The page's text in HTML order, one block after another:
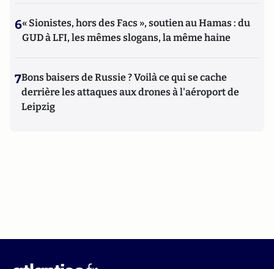
6« Sionistes, hors des Facs », soutien au Hamas : du
GUD à LFI, les mêmes slogans, la même haine
7Bons baisers de Russie ? Voilà ce qui se cache
derrière les attaques aux drones à l'aéroport de
Leipzig